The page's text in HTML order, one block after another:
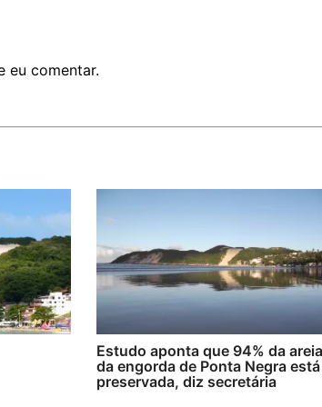
eu comentar.
Estudo aponta que 94% da
da engorda de Ponta Negra está
preservada, diz secretária